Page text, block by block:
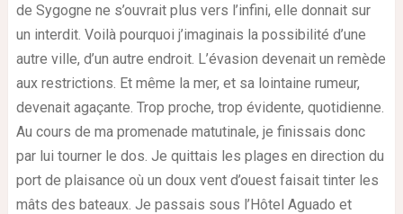
de Sygogne ne s’ouvrait plus vers l’infini, elle donnait sur
un interdit. Voilà pourquoi j’imaginais la possibilité d’une
autre ville, d’un autre endroit. L’évasion devenait un remède
aux restrictions. Et même la mer, et sa lointaine rumeur,
devenait agaçante. Trop proche, trop évidente, quotidienne.
Au cours de ma promenade matutinale, je finissais donc
par lui tourner le dos. Je quittais les plages en direction du
port de plaisance où un doux vent d’ouest faisait tinter les
mâts des bateaux. Je passais sous l’Hôtel Aguado et